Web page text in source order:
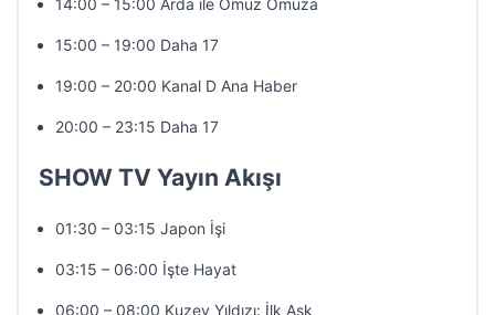
14:00 – 15:00 Arda ile Omuz Omuza
15:00 – 19:00 Daha 17
19:00 – 20:00 Kanal D Ana Haber
20:00 – 23:15 Daha 17
SHOW TV Yayın Akışı
01:30 – 03:15 Japon İşi
03:15 – 06:00 İşte Hayat
06:00 – 08:00 Kuzey Yıldızı: İlk Aşk